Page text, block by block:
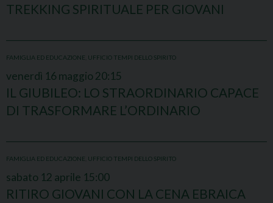
TREKKING SPIRITUALE PER GIOVANI
FAMIGLIA ED EDUCAZIONE UFFICIO TEMPI DELLO SPIRITO
venerdì 16 maggio 20:15
IL GIUBILEO: LO STRAORDINARIO CAPACE
DI TRASFORMARE L’ORDINARIO
FAMIGLIA ED EDUCAZIONE UFFICIO TEMPI DELLO SPIRITO
sabato 12 aprile 15:00
RITIRO GIOVANI CON LA CENA EBRAICA